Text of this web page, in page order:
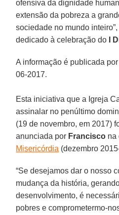
ofensiva da dignidade
extensão da pobreza a
sociedade no mundo
dedicado à celebração do
I
A informação é publicada por
06-2017.
Esta iniciativa que a Igreja
assinalar no penúltimo
(19 de novembro, em 2017)
anunciada por Francisco na
Misericórdia (dezembro
“Se desejamos dar o nosso
mudança da história,
desenvolvimento, é
pobres e comprometermo-